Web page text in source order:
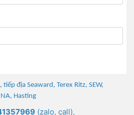
địa Seaward, Terex Ritz, SEW,
Hasting
(zalo, call),